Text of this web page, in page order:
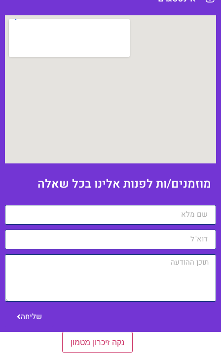
ות לפנות אלינו בכל שאלה
שליחה
נקה זיכרון מטמון